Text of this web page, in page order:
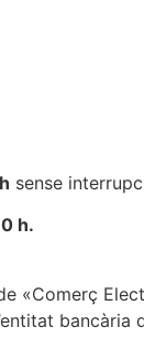
sense
h.
«Comerç